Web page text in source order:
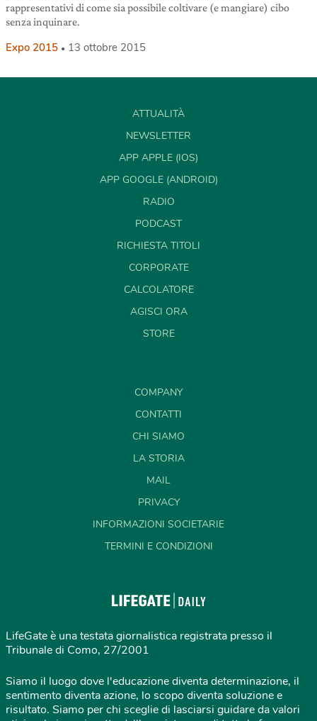
rappresentativi di come sia possibile coltivare (e mangiare) cibo
senza inquinare.
Expo 2015 13 ottobre 2015
ATTUALITÀ
NEWSLETTER
APP APPLE (IOS)
APP GOOGLE (ANDROID)
RADIO
PODCAST
RICHIESTA TITOLI
CORPORATE
CALCOLATORE
AGISCI ORA
STORE
COMPANY
CONTATTI
CHI SIAMO
LA STORIA
MAIL
PRIVACY
INFORMAZIONI SOCIETARIE
TERMINI E CONDIZIONI
LifeGate è una testata giornalistica registrata presso il
Tribunale di Como, 27/2001
Siamo il luogo dove l'educazione diventa determinazione, il
sentimento diventa azione, lo scopo diventa soluzione e
risultato. Siamo per chi sceglie di lasciarsi guidare da valori